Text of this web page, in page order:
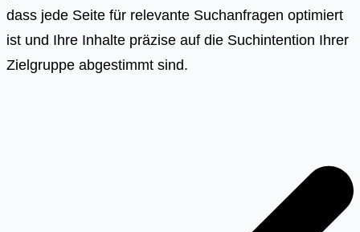
dass jede Seite für relevante Suchanfragen optimiert
ist und Ihre Inhalte präzise auf die Suchintention Ihrer
Zielgruppe abgestimmt sind.